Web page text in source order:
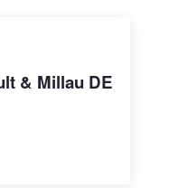
& Millau DE